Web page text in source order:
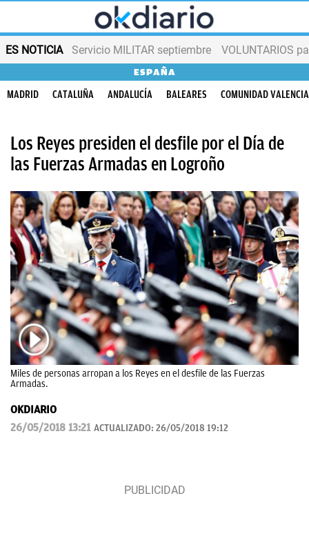
ES NOTICIA Servicio MILITAR septiembre VOLUNTARIOS
ESPAÑA
MADRID CATALUÑA ANDALUCÍA BALEARES COMUNIDAD
Los Reyes presiden el desfile por el Día de
las Fuerzas Armadas en Logroño
Miles de personas arropan a los Reyes en el desfile de las Fuerzas
Armadas.
OKDIARIO
26/05/2018 13:21 ACTUALIZADO: 26/05/2018 19:12